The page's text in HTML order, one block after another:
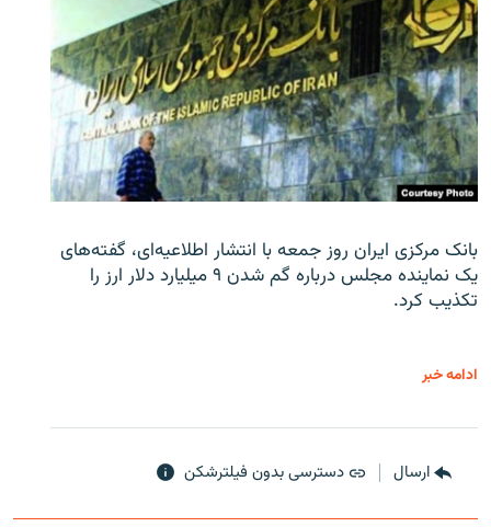
بانک مرکزی ایران روز جمعه با انتشار اطلاعیه‌ای، گفته‌های
یک نماینده مجلس درباره گم شدن ۹ میلیارد دلار ارز را
تکذیب کرد.
ادامه خبر
ارسال دسترسی بدون فیلترشکن